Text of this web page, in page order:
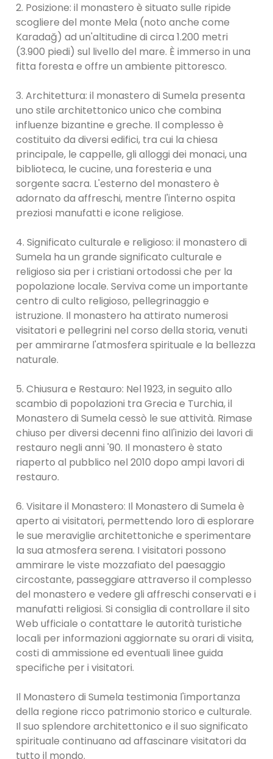
2. Posizione: il monastero è situato sulle ripide
scogliere del monte Mela (noto anche come
Karadağ) ad un'altitudine di circa 1.200 metri
(3.900 piedi) sul livello del mare. È immerso in una
fitta foresta e offre un ambiente pittoresco.
3. Architettura: il monastero di Sumela presenta
uno stile architettonico unico che combina
influenze bizantine e greche. Il complesso è
costituito da diversi edifici, tra cui la chiesa
principale, le cappelle, gli alloggi dei monaci, una
biblioteca, le cucine, una foresteria e una
sorgente sacra. L'esterno del monastero è
adornato da affreschi, mentre l'interno ospita
preziosi manufatti e icone religiose.
4. Significato culturale e religioso: il monastero di
Sumela ha un grande significato culturale e
religioso sia per i cristiani ortodossi che per la
popolazione locale. Serviva come un importante
centro di culto religioso, pellegrinaggio e
istruzione. Il monastero ha attirato numerosi
visitatori e pellegrini nel corso della storia, venuti
per ammirarne l'atmosfera spirituale e la bellezza
naturale.
5. Chiusura e Restauro: Nel 1923, in seguito allo
scambio di popolazioni tra Grecia e Turchia, il
Monastero di Sumela cessò le sue attività. Rimase
chiuso per diversi decenni fino all'inizio dei lavori di
restauro negli anni '90. Il monastero è stato
riaperto al pubblico nel 2010 dopo ampi lavori di
restauro.
6. Visitare il Monastero: Il Monastero di Sumela è
aperto ai visitatori, permettendo loro di esplorare
le sue meraviglie architettoniche e sperimentare
la sua atmosfera serena. I visitatori possono
ammirare le viste mozzafiato del paesaggio
circostante, passeggiare attraverso il complesso
del monastero e vedere gli affreschi conservati e i
manufatti religiosi. Si consiglia di controllare il sito
Web ufficiale o contattare le autorità turistiche
locali per informazioni aggiornate su orari di visita,
costi di ammissione ed eventuali linee guida
specifiche per i visitatori.
Il Monastero di Sumela testimonia l'importanza
della regione ricco patrimonio storico e culturale.
Il suo splendore architettonico e il suo significato
spirituale continuano ad affascinare visitatori da
tutto il mondo.